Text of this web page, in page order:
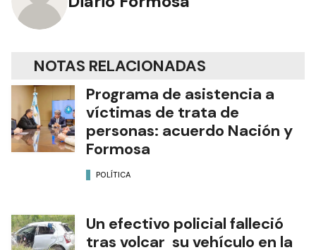
NOTAS RELACIONADAS
Programa de asistencia a
víctimas de trata de
personas: acuerdo Nación y
Formosa
POLÍTICA
Un efectivo policial falleció
tras volcar su vehículo en la